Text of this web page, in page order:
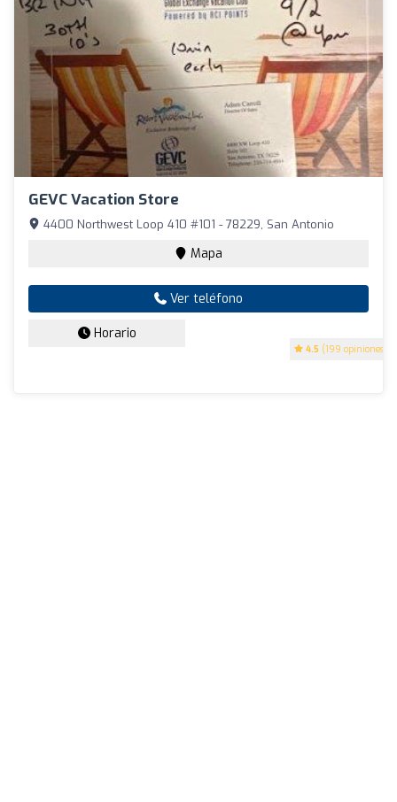
GEVC Vacation Store
4.5 (199 opiniones)
4400 Northwest Loop 410 #101 - 78229, San Antonio
Mapa
Ver teléfono
Horario